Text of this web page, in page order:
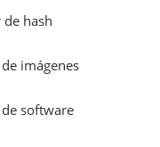
hash
imágenes
software